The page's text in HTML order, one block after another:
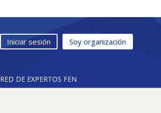
Iniciar sesión Soy organización
RED DE EXPERTOS FEN